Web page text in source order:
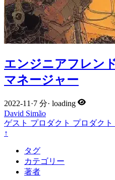
エンジニアフレン
マネージャー
2022-11 ·7 分· loading
David Simão
ゲスト プロダクト プロダクト
↑
タグ
カテゴリー
著者